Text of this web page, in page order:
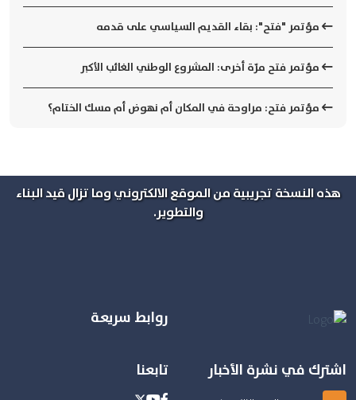
مؤتمر "فتح": بقاء القديم السياسي على قدمه
مؤتمر فتح مرّة أخرى: المشروع الوطني الغائب الأكبر
مؤتمر فتح: مراوحة في المكان أم نهوض أم مسك الختام؟
هذه النسخة تجريبية من الموقع الالكتروني وما تزال قيد البناء
والتطوير.
روابط سريعة
اشترك في نشرة الأخبار تابعنا